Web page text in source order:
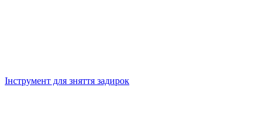
Інструмент для зняття задирок